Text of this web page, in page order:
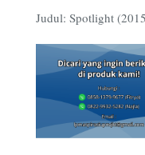
Judul: Spotlight